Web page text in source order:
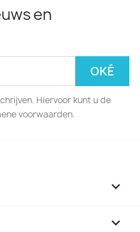
en
Hiervoor kunt u de
voorwaarden.

